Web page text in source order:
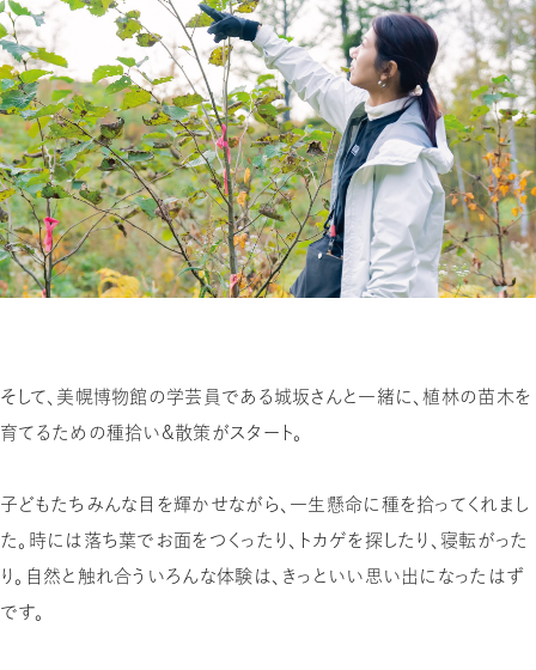
そして、美幌博物館の学芸員である城坂さんと一緒に、植林の苗木を
育てるための種拾い＆散策がスタート。
子どもたちみんな目を輝かせながら、一生懸命に種を拾ってくれまし
た。時には落ち葉でお面をつくったり、トカゲを探したり、寝転がった
り。自然と触れ合ういろんな体験は、きっといい思い出になったはず
です。